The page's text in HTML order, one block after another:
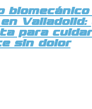
biomecánico
Valladolid:
para
sin dolor